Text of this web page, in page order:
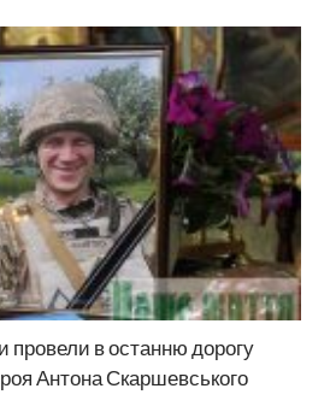
в останню дорогу
Антона Скаршевського